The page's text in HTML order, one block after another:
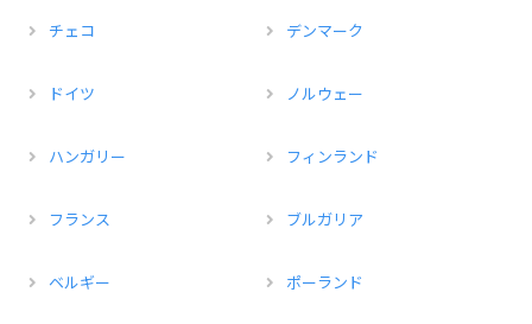
チェコ デンマーク
ドイツ ノルウェー
ハンガリー フィンランド
フランス ブルガリア
ベルギー ポーランド